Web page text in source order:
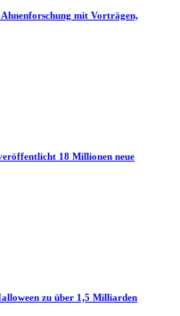
mit Vorträgen,
18 Millionen neue
zu über 1,5 Milliarden